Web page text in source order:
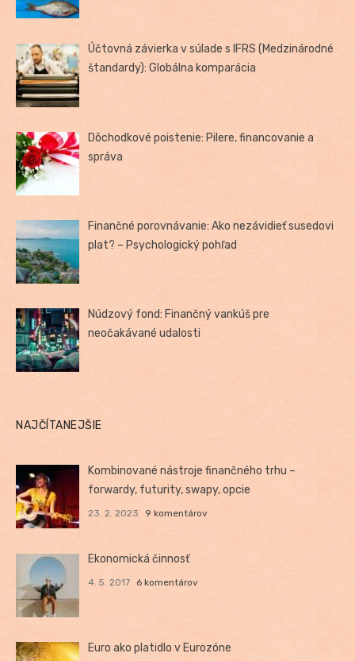
Účtovná závierka v súlade s IFRS (Medzinárodné
štandardy): Globálna komparácia
Dôchodkové poistenie: Pilere, financovanie a
správa
Finančné porovnávanie: Ako nezávidieť susedovi
plat? – Psychologický pohľad
Núdzový fond: Finančný vankúš pre
neočakávané udalosti
NAJČÍTANEJŠIE
Kombinované nástroje finančného trhu –
forwardy, futurity, swapy, opcie
23. 2. 2023 9 komentárov
Ekonomická činnosť
4. 5. 2017 6 komentárov
Euro ako platidlo v Eurozóne